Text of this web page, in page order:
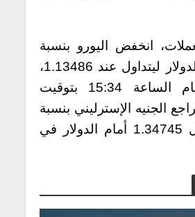
انخفض اليورو بنسبة
0.17% أمام الدولار ليتداول عند 1.13486،
وذلك في تمام الساعة 15:34 بتوقيت
الجنيه الإسترليني بنسبة
0.13% ليسجل 1.34745 أمام الدولار في